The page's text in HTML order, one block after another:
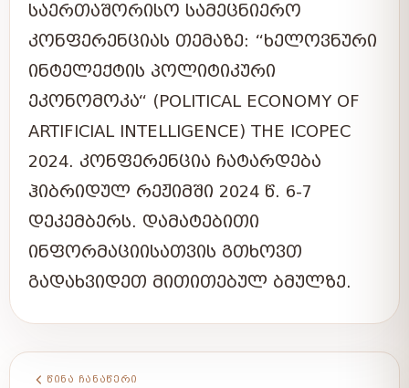
ᲡᲐᲔᲠᲗᲐᲨᲝᲠᲘᲡᲝ ᲡᲐᲛᲔᲪᲜᲘᲔᲠᲝ
ᲙᲝᲜᲤᲔᲠᲔᲜᲪᲘᲐᲡ ᲗᲔᲛᲐᲖᲔ: “ᲮᲔᲚᲝᲕᲜᲣᲠᲘ
ᲘᲜᲢᲔᲚᲔᲥᲢᲘᲡ ᲞᲝᲚᲘᲢᲘᲙᲣᲠᲘ
ᲔᲙᲝᲜᲝᲛᲝᲙᲐ“ (POLITICAL ECONOMY OF
ARTIFICIAL INTELLIGENCE) THE ICOPEC
2024. ᲙᲝᲜᲤᲔᲠᲔᲜᲪᲘᲐ ᲩᲐᲢᲐᲠᲓᲔᲑᲐ
ᲰᲘᲑᲠᲘᲓᲣᲚ ᲠᲔᲟᲘᲛᲨᲘ 2024 Წ. 6-7
ᲓᲔᲙᲔᲛᲑᲔᲠᲡ. ᲓᲐᲛᲐᲢᲔᲑᲘᲗᲘ
ᲘᲜᲤᲝᲠᲛᲐᲪᲘᲘᲡᲐᲗᲕᲘᲡ ᲒᲗᲮᲝᲕᲗ
ᲒᲐᲓᲐᲮᲕᲘᲓᲔᲗ ᲛᲘᲗᲘᲗᲔᲑᲣᲚ ᲑᲛᲣᲚᲖᲔ.
ᲬᲘᲜᲐ ᲩᲐᲜᲐᲬᲔᲠᲘ